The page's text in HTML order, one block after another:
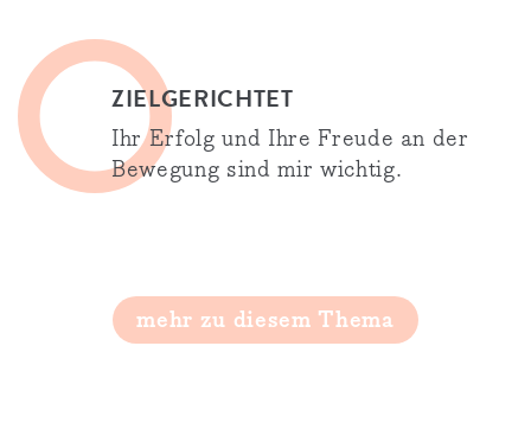
ZIEL­GERICHTET
Ihr Erfolg und Ihre Freude an der
Bewegung sind mir wichtig.
mehr zu diesem Thema